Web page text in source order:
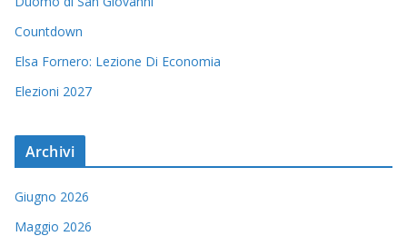
Countdown
Elsa Fornero: Lezione Di Economia
Elezioni 2027
Archivi
Giugno 2026
Maggio 2026